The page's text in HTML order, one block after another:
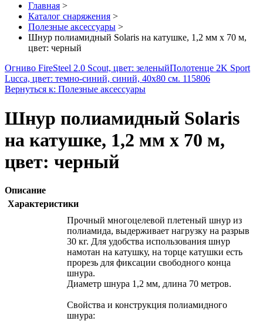
Главная >
Каталог снаряжения >
Полезные аксессуары >
Шнур полиамидный Solaris на катушке, 1,2 мм х 70 м,
цвет: черный
Огниво FireSteel 2.0 Scout, цвет: зеленыйПолотенце 2K Sport
Lucca, цвет: темно-синий, синий, 40х80 см. 115806
Вернуться к: Полезные аксессуары
Шнур полиамидный Solaris
на катушке, 1,2 мм х 70 м,
цвет: черный
Описание
Характеристики
Прочный многоцелевой плетеный шнур из
полиамида, выдерживает нагрузку на разрыв
30 кг. Для удобства использования шнур
намотан на катушку, на торце катушки есть
прорезь для фиксации свободного конца
шнура.
Диаметр шнура 1,2 мм, длина 70 метров.
Свойства и конструкция полиамидного
шнура: